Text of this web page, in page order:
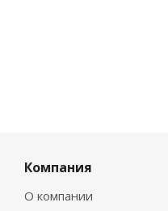
Компания
О компании